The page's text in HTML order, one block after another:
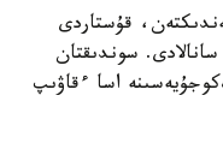
قۇستاردى
سوندىقتان
اسا ءقاۋىپ